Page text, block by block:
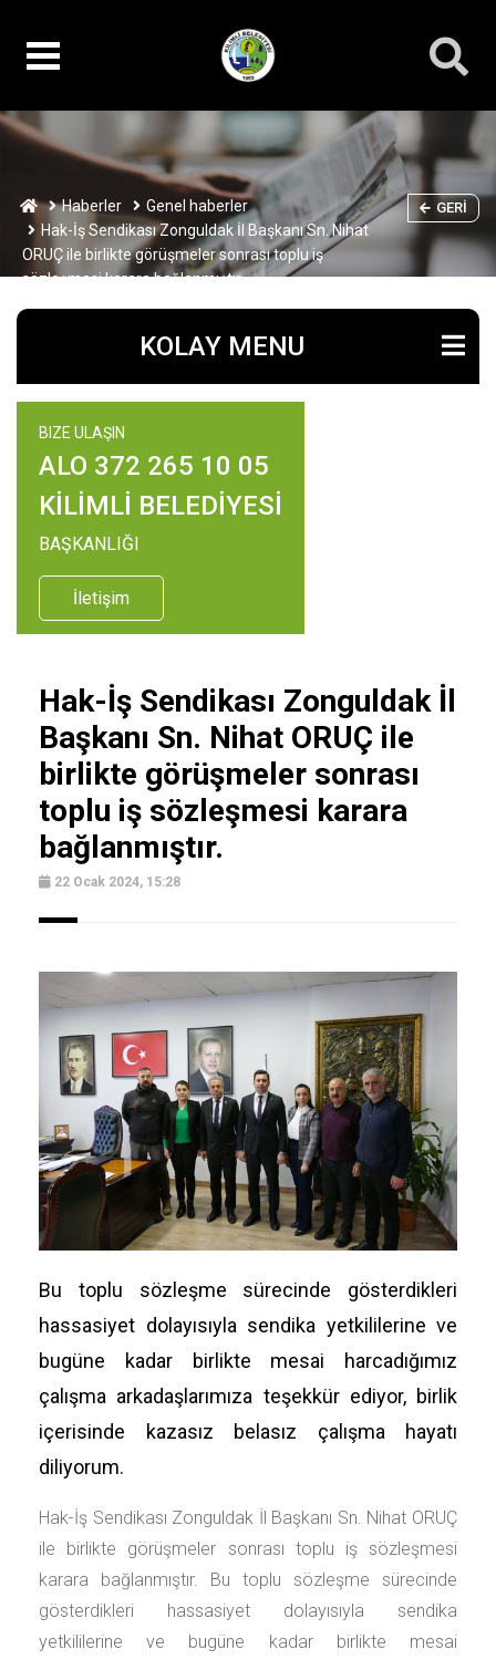
Haberler
Genel haberler
Hak-İş Sendikası Zonguldak İl Başkanı Sn. Nihat
ORUÇ ile birlikte görüşmeler sonrası toplu iş
sözleşmesi karara bağlanmıştır.
GERI
KOLAY MENU
BIZE ULAŞIN
ALO 372 265 10 05
KİLİMLİ BELEDİYESİ
BAŞKANLIĞI
İletişim
Hak-İş Sendikası Zonguldak İl
Başkanı Sn. Nihat ORUÇ ile
birlikte görüşmeler sonrası
toplu iş sözleşmesi karara
bağlanmıştır.
22 Ocak 2024, 15:28
Bu toplu sözleşme sürecinde gösterdikleri
hassasiyet dolayısıyla sendika yetkililerine ve
bugüne kadar birlikte mesai harcadığımız
çalışma arkadaşlarımıza teşekkür ediyor, birlik
içerisinde kazasız belasız çalışma hayatı
diliyorum.
Hak-İş Sendikası Zonguldak İl Başkanı Sn. Nihat ORUÇ
ile birlikte görüşmeler sonrası toplu iş sözleşmesi
karara bağlanmıştır. Bu toplu sözleşme sürecinde
gösterdikleri hassasiyet dolayısıyla sendika
yetkililerine ve bugüne kadar birlikte mesai